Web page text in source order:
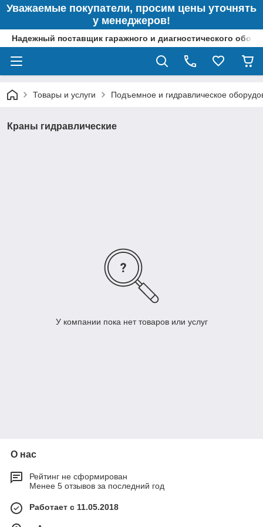
Уважаемые покупатели, просим цены уточнять
у менеджеров!
Надежный поставщик гаражного и диагностического
Товары и услуги Подъемное и гидравлическое
Краны гидравлические
У компании пока нет товаров или услуг
О нас
Рейтинг не сформирован
Менее 5 отзывов за последний год
Работает с 11.05.2018